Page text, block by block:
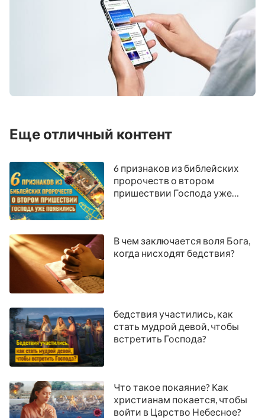
Еще отличный контент
6 признаков из библейских
пророчеств о втором
пришествии Господа уже
В чем заключается воля Бога,
когда нисходят бедствия?
бедствия участились, как
стать мудрой девой, чтобы
встретить Господа?
Что такое покаяние? Как
христианам покается, чтобы
войти в Царство Небесное?